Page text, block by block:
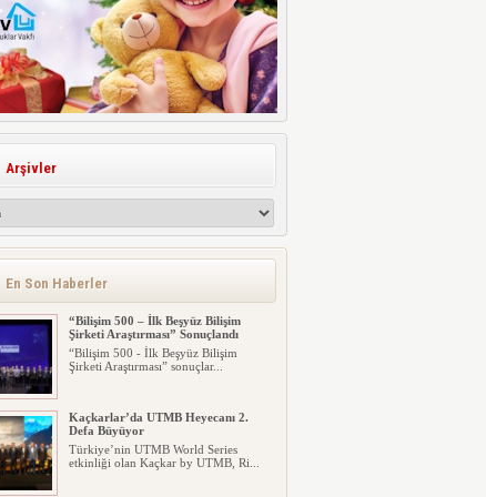
Arşivler
En Son Haberler
“Bilişim 500 – İlk Beşyüz Bilişim
Şirketi Araştırması” Sonuçlandı
“Bilişim 500 - İlk Beşyüz Bilişim
Şirketi Araştırması” sonuçlar...
Kaçkarlar’da UTMB Heyecanı 2.
Defa Büyüyor
Türkiye’nin UTMB World Series
etkinliği olan Kaçkar by UTMB, Ri...